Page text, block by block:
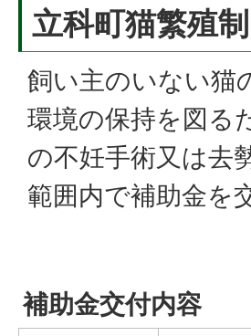
立科町猫繁殖
飼い主のいない猫
環境の保持を図る
の不妊手術又は去
範囲内で補助金を
補助金交付内容